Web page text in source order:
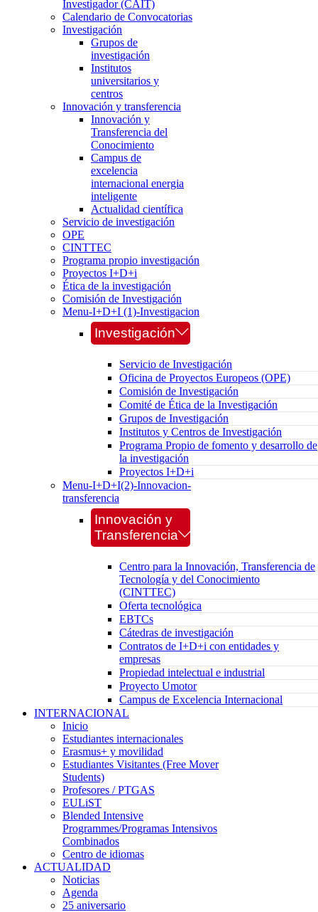
Investigador (CAIT)
Calendario de Convocatorias
Investigación
Grupos de
investigación
Institutos
universitarios y
centros
Innovación y transferencia
Innovación y
Transferencia del
Conocimiento
Campus de
excelencia
internacional energia
inteligente
Actualidad científica
Servicio de investigación
OPE
CINTTEC
Programa propio investigación
Proyectos I+D+i
Ética de la investigación
Comisión de Investigación
Menu-I+D+I (1)-Investigacion
Investigación
Servicio de Investigación
Oficina de Proyectos Europeos (OPE)
Comisión de Investigación
Comité de Ética de la Investigación
Grupos de Investigación
Institutos y Centros de Investigación
Programa Propio de fomento y desarrollo de
la investigación
Proyectos I+D+i
Menu-I+D+I(2)-Innovacion-
transferencia
Innovación y
Transferencia
Centro para la Innovación, Transferencia de
Tecnología y del Conocimiento
(CINTTEC)
Oferta tecnológica
EBTCs
Cátedras de investigación
Contratos de I+D+i con entidades y
empresas
Propiedad intelectual e industrial
Proyecto Umotor
Campus de Excelencia Internacional
INTERNACIONAL
Inicio
Estudiantes internacionales
Erasmus+ y movilidad
Estudiantes Visitantes (Free Mover
Students)
Profesores / PTGAS
EULiST
Blended Intensive
Programmes/Programas Intensivos
Combinados
Centro de idiomas
ACTUALIDAD
Noticias
Agenda
25 aniversario